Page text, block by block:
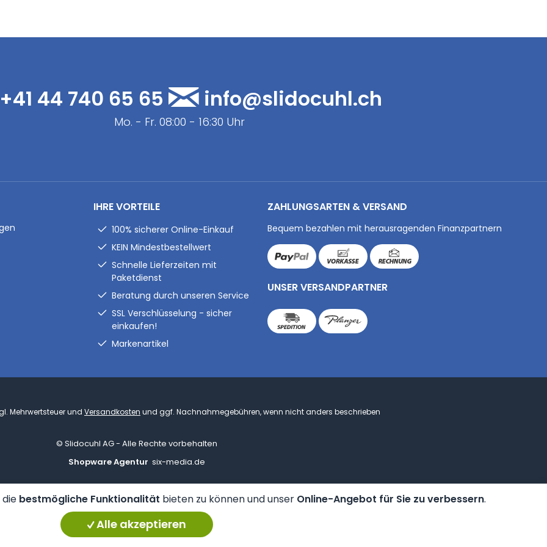
44 740 65 65 info@slidocuhl.ch
Mo. - Fr. 08:00 - 16:30 Uhr
IHRE VORTEILE
100% sicherer Online-Einkauf
KEIN Mindestbestellwert
Schnelle Lieferzeiten mit
Paketdienst
Beratung durch unseren Service
SSL Verschlüsselung - sicher
einkaufen!
Markenartikel
ZAHLUNGSARTEN & VERSAND
Bequem bezahlen mit herausragenden Finanzpartnern
UNSER VERSANDPARTNER
Mehrwertsteuer und Versandkosten und ggf. Nachnahmegebühren, wenn nicht anders beschrieben
© Slidocuhl AG - Alle Rechte vorbehalten
Shopware Agentur six-media.de
bestmögliche Funktionalität bieten zu können und unser Online-Angebot für Sie zu verbessern.
Alle akzeptieren